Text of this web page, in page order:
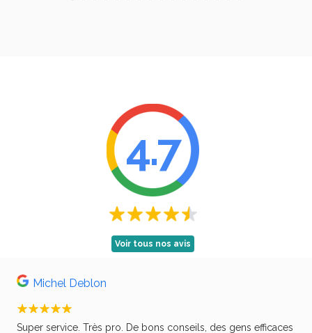
4.7
Voir tous nos avis
Michel Deblon
Super service. Très pro. De bons conseils, des gens efficaces